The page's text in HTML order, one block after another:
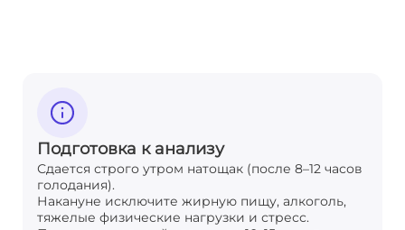
Подготовка к анализу
Сдается строго утром натощак (после 8–12 часов
голодания).
Накануне исключите жирную пищу, алкоголь,
тяжелые физические нагрузки и стресс.